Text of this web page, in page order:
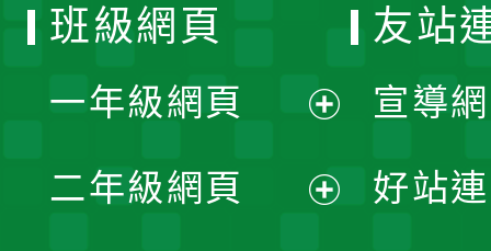
班級網頁
一年級網頁
開
二年級網頁
友站
宣導
好站